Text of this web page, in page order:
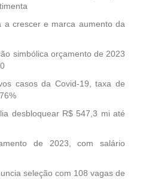
a crescer e marca aumento da
simbólica orçamento de 2023
casos da Covid-19, taxa de
desbloquear R$ 547,3 mi até
de 2023, com salário
seleção com 108 vagas de